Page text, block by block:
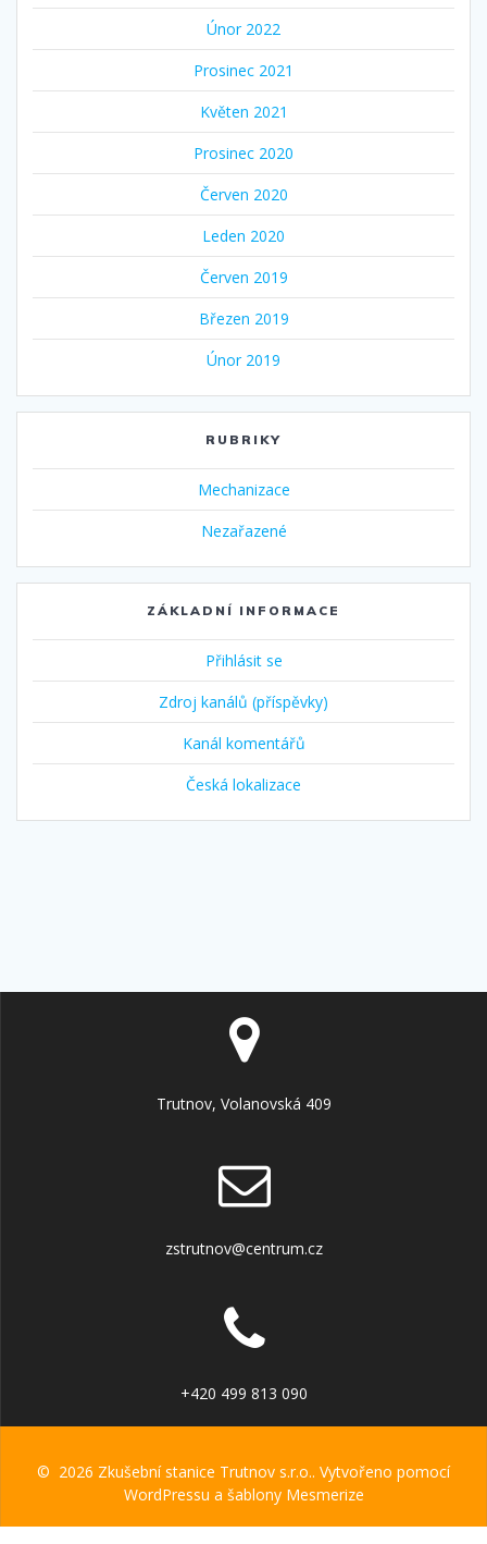
Únor 2022
Prosinec 2021
Květen 2021
Prosinec 2020
Červen 2020
Leden 2020
Červen 2019
Březen 2019
Únor 2019
RUBRIKY
Mechanizace
Nezařazené
ZÁKLADNÍ INFORMACE
Přihlásit se
Zdroj kanálů (příspěvky)
Kanál komentářů
Česká lokalizace
Trutnov, Volanovská 409
zstrutnov@centrum.cz
+420 499 813 090
© 2026 Zkušební stanice Trutnov s.r.o.. Vytvořeno pomocí
WordPressu a šablony Mesmerize